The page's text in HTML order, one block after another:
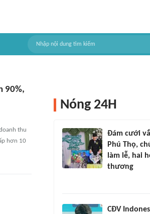
90%,
thu
hơn 10
Nóng 24H
Đám cưới
Phú Thọ,
làm lễ, hai
thương
CĐV